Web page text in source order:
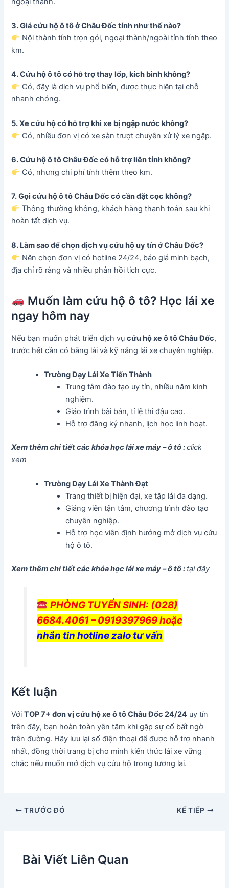
3. Giá cứu hộ ô tô ở Châu Đốc tính như thế nào?
Nội thành tính trọn gói, ngoại thành/ngoài tỉnh tính theo
km.
4. Cứu hộ ô tô có hỗ trợ thay lốp, kích bình không?
Có, đây là dịch vụ phổ biến, được thực hiện tại chỗ
nhanh chóng.
5. Xe cứu hộ có hỗ trợ khi xe bị ngập nước không?
Có, nhiều đơn vị có xe sàn trượt chuyên xử lý xe ngập.
6. Cứu hộ ô tô Châu Đốc có hỗ trợ liên tỉnh không?
Có, nhưng chi phí tính thêm theo km.
7. Gọi cứu hộ ô tô Châu Đốc có cần đặt cọc không?
Thông thường không, khách hàng thanh toán sau khi
hoàn tất dịch vụ.
8. Làm sao để chọn dịch vụ cứu hộ uy tín ở Châu Đốc?
Nên chọn đơn vị có hotline 24/24, báo giá minh bạch,
địa chỉ rõ ràng và nhiều phản hồi tích cực.
Muốn làm cứu hộ ô tô? Học lái xe
ngay hôm nay
Nếu bạn muốn phát triển dịch vụcứu hộ xe ô tô Châu Đốc,
trước hết cần có bằng lái và kỹ năng lái xe chuyên nghiệp.
Trường Dạy Lái Xe Tiến Thành
Trung tâm đào tạo uy tín, nhiều năm kinh
nghiệm.
Giáo trình bài bản, tỉ lệ thi đậu cao.
Hỗ trợ đăng ký nhanh, lịch học linh hoạt.
Xem thêm chi tiết các khóa học lái xe máy – ô tô :click
xem
Trường Dạy Lái Xe Thành Đạt
Trang thiết bị hiện đại, xe tập lái đa dạng.
Giảng viên tận tâm, chương trình đào tạo
chuyên nghiệp.
Hỗ trợ học viên định hướng mở dịch vụ cứu
hộ ô tô.
Xem thêm chi tiết các khóa học lái xe máy – ô tô : tại đây
PHÒNG TUYỂN SINH: (028)
6684.4061 – 0919397969 hoặc
nhắn tin hotline zalo tư vấn
Kết luận
VớiTOP 7+ đơn vị cứu hộ xe ô tô Châu Đốc 24/24 uy tín
trên đây, bạn hoàn toàn yên tâm khi gặp sự cố bất ngờ
trên đường. Hãy lưu lại số điện thoại để được hỗ trợ nhanh
nhất, đồng thời trang bị cho mình kiến thức lái xe vững
chắc nếu muốn mở dịch vụ cứu hộ trong tương lai.
TRƯỚC ĐÓ KẾ TIẾP
Bài Viết Liên Quan